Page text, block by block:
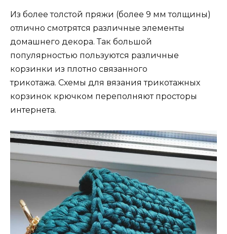
Из более толстой пряжи (более 9 мм толщины)
отлично смотрятся различные элементы
домашнего декора. Так большой
популярностью пользуются различные
корзинки из плотно связанного
трикотажа. Схемы для вязания трикотажных
корзинок крючком переполняют просторы
интернета.